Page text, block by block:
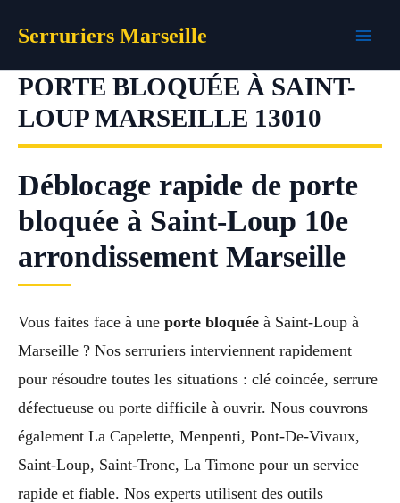
Serruriers Marseille
PORTE BLOQUÉE À SAINT-
LOUP MARSEILLE 13010
Déblocage rapide de porte
bloquée à Saint-Loup 10e
arrondissement Marseille
Vous faites face à une porte bloquée à Saint-Loup à
Marseille ? Nos serruriers interviennent rapidement
pour résoudre toutes les situations : clé coincée, serrure
défectueuse ou porte difficile à ouvrir. Nous couvrons
également La Capelette, Menpenti, Pont-De-Vivaux,
Saint-Loup, Saint-Tronc, La Timone pour un service
rapide et fiable. Nos experts utilisent des outils